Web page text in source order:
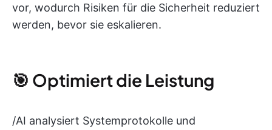
vor, wodurch Risiken für die Sicherheit reduziert
werden, bevor sie eskalieren.
🎯 Optimiert die Leistung
/AI analysiert Systemprotokolle und